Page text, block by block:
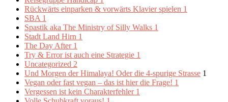
Rückwärts einparken & vorwärts Klavier spielen 1
SBA 1
Spastik aka The Ministry of Silly Walks 1
Stadt Land Hirn 1
The Day After 1
Try & Error ist auch eine Strategie 1
Uncategorized 2
Und Morgen der Himalaya! Oder die 4-spurige Strasse 1
Vegan oder fast vegan – das ist hier die Frage! 1
Vergessen ist kein Charakterfehler 1